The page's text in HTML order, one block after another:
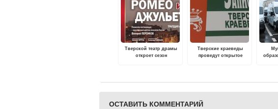
Тверской театр драмы
откроет сезон
Тверские краеведы
проведут открытое
и
ОСТАВИТЬ КОММЕНТАРИЙ